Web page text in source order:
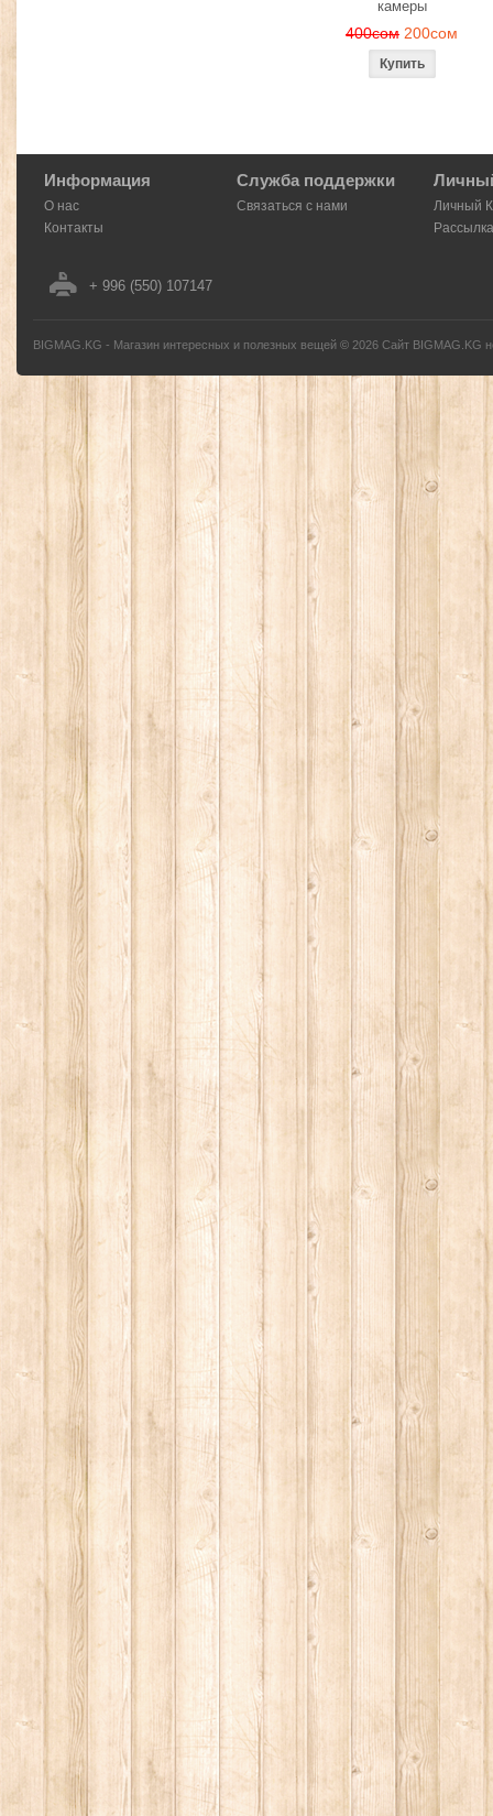
камеры
400сом 200сом
Информация
О нас
Контакты
Служба поддержки
Связаться с нами
Личный
Рассылка
+ 996 (550) 107147
BIGMAG.KG - Магазин интересных и полезных вещей © 2026 Сайт BIGMAG.KG
без письменного разрешения автора - запрещено, и будет преследоваться по